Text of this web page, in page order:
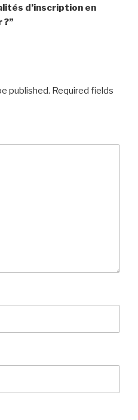
d’inscription en
?”
published. Required fields